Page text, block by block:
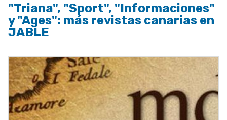
"Triana", "Sport", "Informaciones"
y "Ages": más revistas canarias en
JABLE